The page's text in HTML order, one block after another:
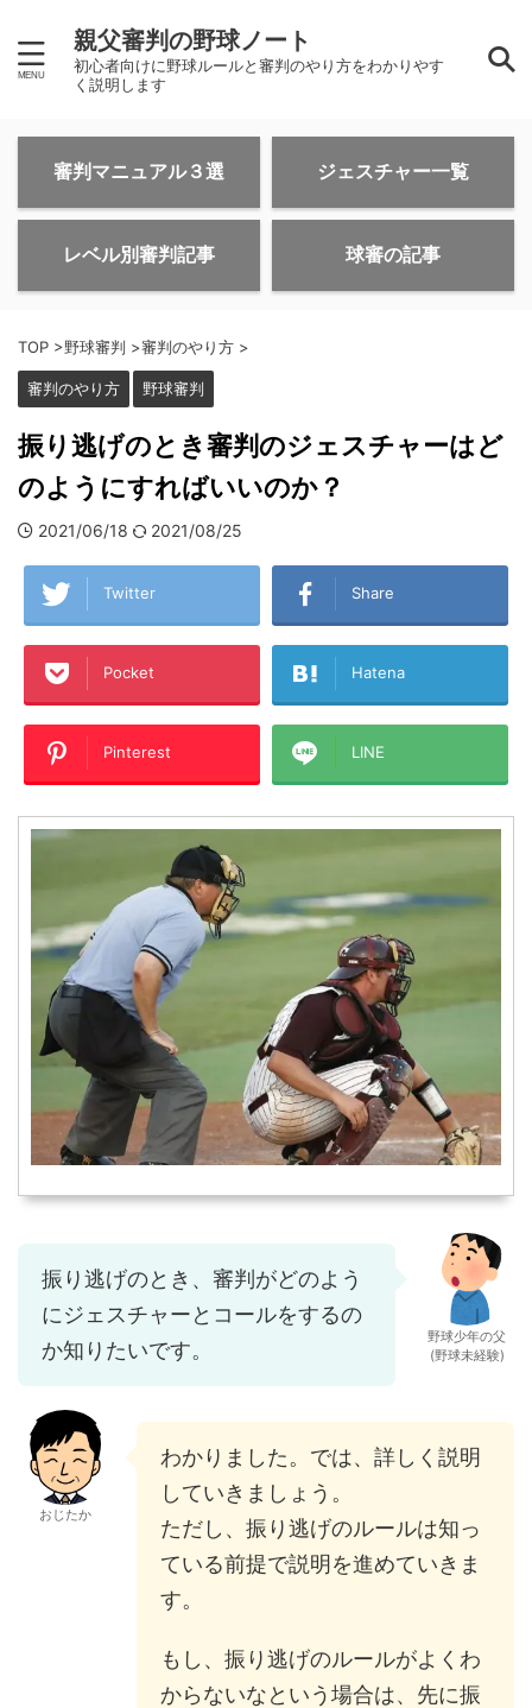
親父審判の野球ノート
初心者向けに野球ルールと審判のやり方をわかりやす
く説明します
審判マニュアル３選 ジェスチャー一覧
レベル別審判記事 球審の記事
TOP >野球審判 >審判のやり方 >
審判のやり方 野球審判
振り逃げのとき審判のジェスチャーはど
のようにすればいいのか？
2021/06/18 2021/08/25
Twitter Share
Pocket Hatena
Pinterest LINE
振り逃げのとき、審判がどのよう
にジェスチャーとコールをするの
か知りたいです。
野球少年の父
(野球未経験)
おじたか
わかりました。では、詳しく説明
していきましょう。
ただし、振り逃げのルールは知っ
ている前提で説明を進めていきま
す。
もし、振り逃げのルールがよくわ
からないなという場合は、先に振